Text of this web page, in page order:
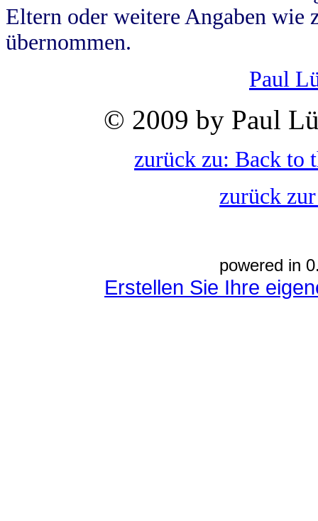
Eltern oder weitere Angaben wie
übernommen.
Paul
© 2009 by Paul
zurück zu: Back to
zurück
powered in
Erstellen Sie Ihre